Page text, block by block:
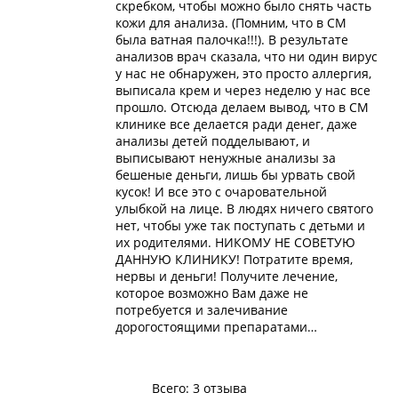
скребком, чтобы можно было снять часть
кожи для анализа. (Помним, что в СМ
была ватная палочка!!!). В результате
анализов врач сказала, что ни один вирус
у нас не обнаружен, это просто аллергия,
выписала крем и через неделю у нас все
прошло. Отсюда делаем вывод, что в СМ
клинике все делается ради денег, даже
анализы детей подделывают, и
выписывают ненужные анализы за
бешеные деньги, лишь бы урвать свой
кусок! И все это с очаровательной
улыбкой на лице. В людях ничего святого
нет, чтобы уже так поступать с детьми и
их родителями. НИКОМУ НЕ СОВЕТУЮ
ДАННУЮ КЛИНИКУ! Потратите время,
нервы и деньги! Получите лечение,
которое возможно Вам даже не
потребуется и залечивание
дорогостоящими препаратами…
Всего: 3 отзыва